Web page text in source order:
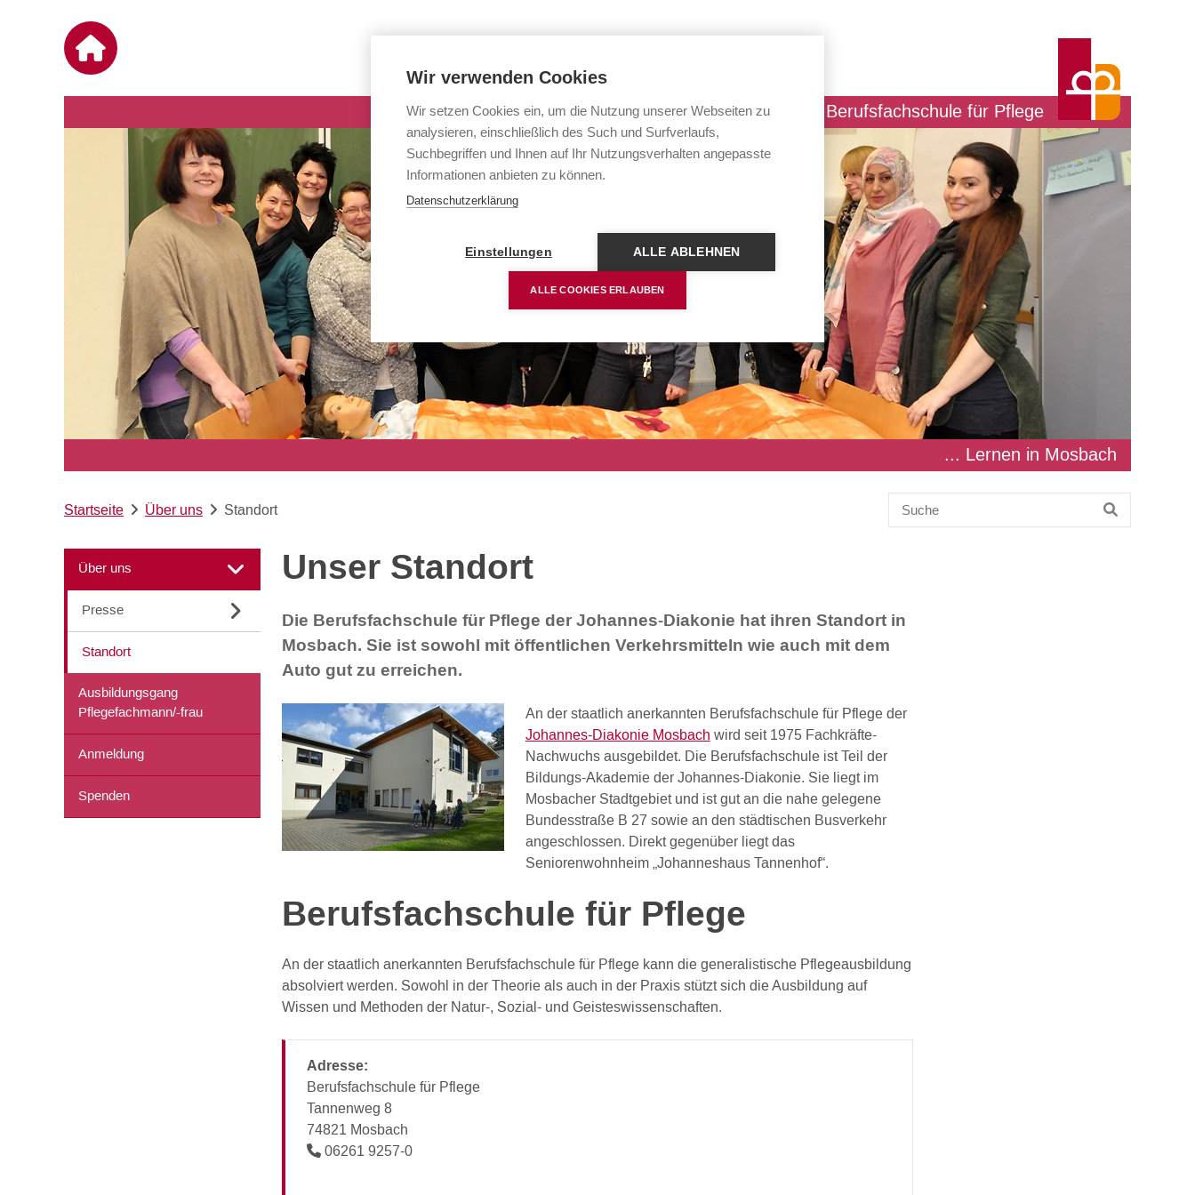
Berufsfachschule für Pflege
... Lernen in Mosbach
Startseite Über uns Standort
Über uns
Presse
Standort
Ausbildungsgang
Pflegefachmann/-frau
Anmeldung
Spenden
Unser Standort
Die Berufsfachschule für Pflege der Johannes-Diakonie hat ihren Standort in
Mosbach. Sie ist sowohl mit öffentlichen Verkehrsmitteln wie auch mit dem
Auto gut zu erreichen.
An der staatlich anerkannten Berufsfachschule für Pflege der
Johannes-Diakonie Mosbach wird seit 1975 Fachkräfte-
Nachwuchs ausgebildet. Die Berufsfachschule ist Teil der
Bildungs-Akademie der Johannes-Diakonie. Sie liegt im
Mosbacher Stadtgebiet und ist gut an die nahe gelegene
Bundesstraße B 27 sowie an den städtischen Busverkehr
angeschlossen. Direkt gegenüber liegt das
Seniorenwohnheim „Johanneshaus Tannenhof“.
Berufsfachschule für Pflege
An der staatlich anerkannten Berufsfachschule für Pflege kann die generalistische Pflegeausbildung
absolviert werden. Sowohl in der Theorie als auch in der Praxis stützt sich die Ausbildung auf
Wissen und Methoden der Natur-, Sozial- und Geisteswissenschaften.
Adresse:
Berufsfachschule für Pflege
Tannenweg 8
74821 Mosbach
06261 9257-0
Wir verwenden Cookies
Wir setzen Cookies ein, um die Nutzung unserer Webseiten zu
analysieren, einschließlich des Such und Surfverlaufs,
Suchbegriffen und Ihnen auf Ihr Nutzungsverhalten angepasste
Informationen anbieten zu können.
Datenschutzerklärung
Einstellungen ALLE ABLEHNEN
ALLE COOKIES ERLAUBEN